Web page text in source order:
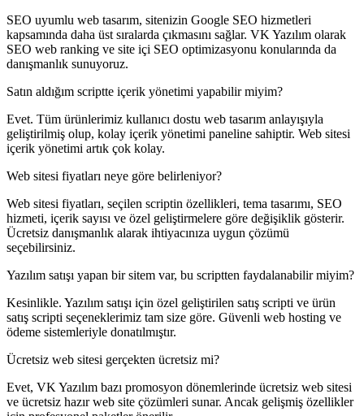
SEO uyumlu web tasarım, sitenizin Google SEO hizmetleri
kapsamında daha üst sıralarda çıkmasını sağlar. VK Yazılım olarak
SEO web ranking ve site içi SEO optimizasyonu konularında da
danışmanlık sunuyoruz.
Satın aldığım scriptte içerik yönetimi yapabilir miyim?
Evet. Tüm ürünlerimiz kullanıcı dostu web tasarım anlayışıyla
geliştirilmiş olup, kolay içerik yönetimi paneline sahiptir. Web sitesi
içerik yönetimi artık çok kolay.
Web sitesi fiyatları neye göre belirleniyor?
Web sitesi fiyatları, seçilen scriptin özellikleri, tema tasarımı, SEO
hizmeti, içerik sayısı ve özel geliştirmelere göre değişiklik gösterir.
Ücretsiz danışmanlık alarak ihtiyacınıza uygun çözümü
seçebilirsiniz.
Yazılım satışı yapan bir sitem var, bu scriptten faydalanabilir miyim?
Kesinlikle. Yazılım satışı için özel geliştirilen satış scripti ve ürün
satış scripti seçeneklerimiz tam size göre. Güvenli web hosting ve
ödeme sistemleriyle donatılmıştır.
Ücretsiz web sitesi gerçekten ücretsiz mi?
Evet, VK Yazılım bazı promosyon dönemlerinde ücretsiz web sitesi
ve ücretsiz hazır web site çözümleri sunar. Ancak gelişmiş özellikler